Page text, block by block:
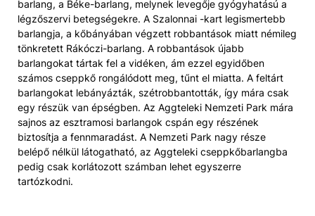
barlang, a Béke-barlang, melynek levegője gyógyhatású a
légzőszervi betegségekre. A Szalonnai -kart legismertebb
barlangja, a kőbányában végzett robbantások miatt némileg
tönkretett Rákóczi-barlang. A robbantások újabb
barlangokat tártak fel a vidéken, ám ezzel egyidőben
számos cseppkő rongálódott meg, tűnt el miatta. A feltárt
barlangokat lebányázták, szétrobbantották, így mára csak
egy részük van épségben. Az Aggteleki Nemzeti Park mára
sajnos az esztramosi barlangok cspán egy részének
biztosítja a fennmaradást. A Nemzeti Park nagy része
belépő nélkül látogatható, az Aggteleki cseppkőbarlangba
pedig csak korlátozott számban lehet egyszerre
tartózkodni.